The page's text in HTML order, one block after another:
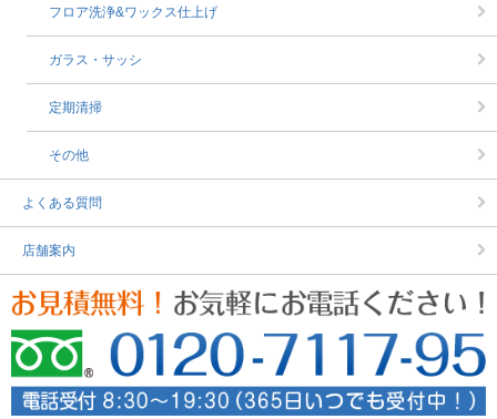
フロア洗浄&ワックス仕上げ
ガラス・サッシ
定期清掃
その他
よくある質問
店舗案内